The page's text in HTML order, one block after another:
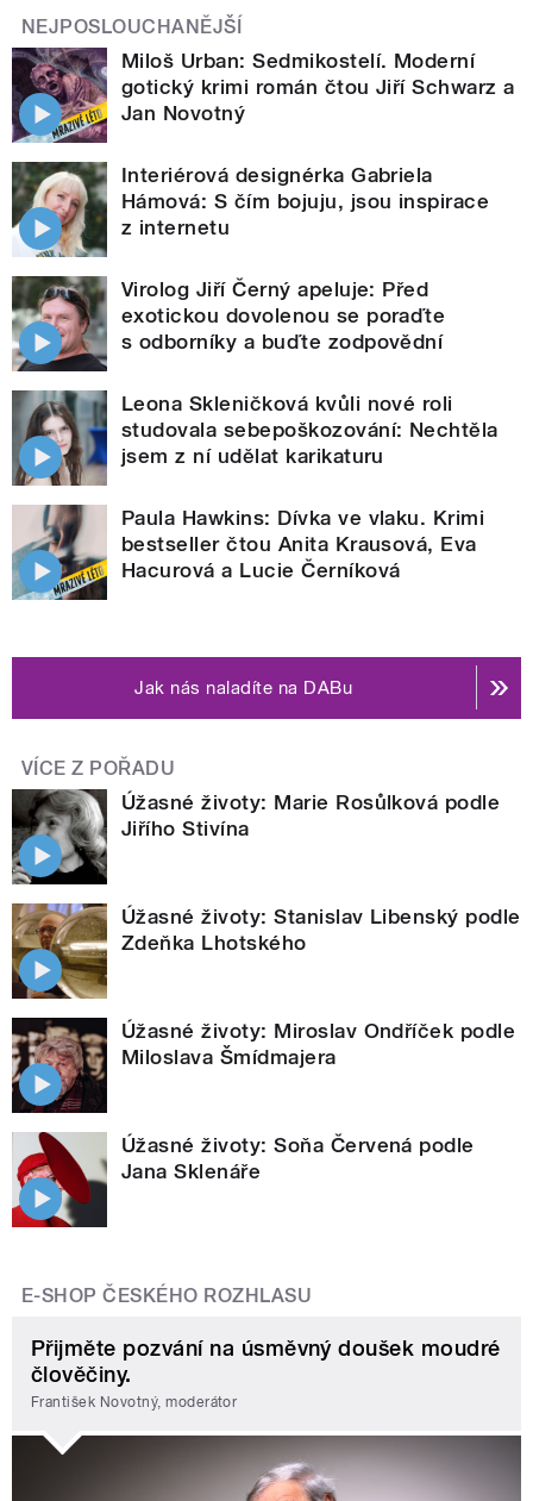
NEJPOSLOUCHANĚJŠÍ
Miloš Urban: Sedmikostelí. Moderní
gotický krimi román čtou Jiří Schwarz a
Jan Novotný
Interiérová designérka Gabriela
Hámová: S čím bojuju, jsou inspirace
z internetu
Virolog Jiří Černý apeluje: Před
exotickou dovolenou se poraďte
s odborníky a buďte zodpovědní
Leona Skleničková kvůli nové roli
studovala sebepoškozování: Nechtěla
jsem z ní udělat karikaturu
Paula Hawkins: Dívka ve vlaku. Krimi
bestseller čtou Anita Krausová, Eva
Hacurová a Lucie Černíková
Jak nás naladíte na DABu
VÍCE Z POŘADU
Úžasné životy: Marie Rosůlková podle
Jiřího Stivína
Úžasné životy: Stanislav Libenský podle
Zdeňka Lhotského
Úžasné životy: Miroslav Ondříček podle
Miloslava Šmídmajera
Úžasné životy: Soňa Červená podle
Jana Sklenáře
E-SHOP ČESKÉHO ROZHLASU
Přijměte pozvání na úsměvný doušek moudré
člověčiny.
František Novotný, moderátor